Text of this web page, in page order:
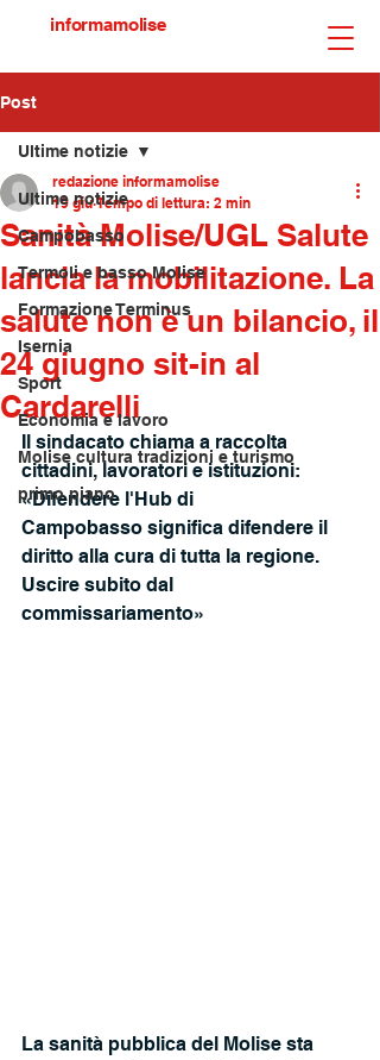
informamolise
Post
Ultime notizie
Campobasso
Termoli e basso Molise
Formazione Terminus
Isernia
Sport
Economia e lavoro
Molise cultura tradizioni e turismo
primo piano
Ultime notizie
Sanità Molise/UGL Salute
lancia la mobilitazione. La
salute non è un bilancio, il
24 giugno sit-in al
Cardarelli
redazione informamolise
19 giu Tempo di lettura: 2 min
Il sindacato chiama a raccolta
cittadini, lavoratori e istituzioni:
«Difendere l'Hub di
Campobasso significa difendere il
diritto alla cura di tutta la regione.
Uscire subito dal
commissariamento»
La sanità pubblica del Molise sta